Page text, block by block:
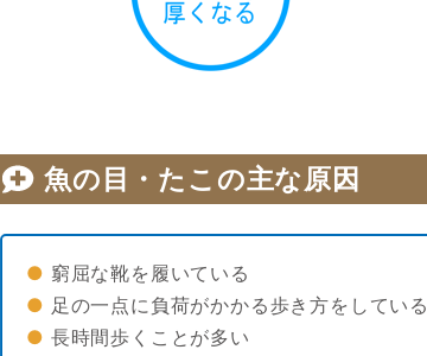
魚の目・たこの主な原因
窮屈な靴を履いている
足の一点に負荷がかかる歩き方をしている
長時間歩くことが多い